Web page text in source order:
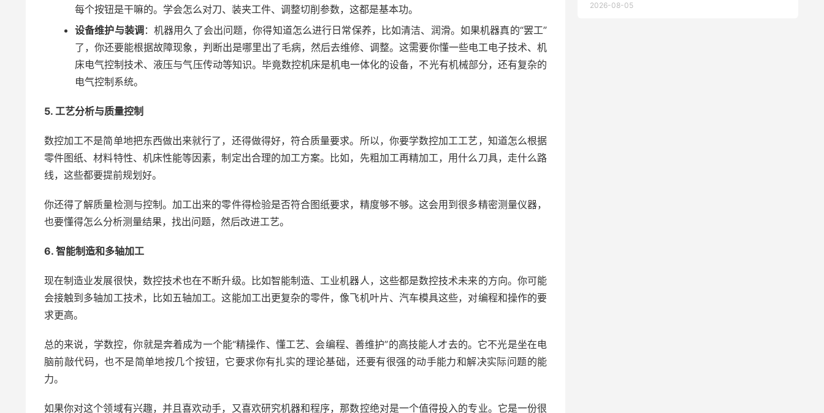
每个按钮是干嘛的。学会怎么对刀、装夹工件、调整切削参数，这都是基本功。
设备维护与装调 ：机器用久了会出问题，你得知道怎么进行日常保养，比如清洁、润滑。如果机器真的“罢工”
了，你还要能根据故障现象，判断出是哪里出了毛病，然后去维修、调整。这需要你懂一些电工电子技术、机
床电气控制技术、液压与气压传动等知识。毕竟数控机床是机电一体化的设备，不光有机械部分，还有复杂的
电气控制系统。
5. 工艺分析与质量控制
数控加工不是简单地把东西做出来就行了，还得做得好，符合质量要求。所以，你要学数控加工工艺，知道怎么根据
零件图纸、材料特性、机床性能等因素，制定出合理的加工方案。比如，先粗加工再精加工，用什么刀具，走什么路
线，这些都要提前规划好。
你还得了解质量检测与控制。加工出来的零件得检验是否符合图纸要求，精度够不够。这会用到很多精密测量仪器，
也要懂得怎么分析测量结果，找出问题，然后改进工艺。
6. 智能制造和多轴加工
现在制造业发展很快，数控技术也在不断升级。比如智能制造、工业机器人，这些都是数控技术未来的方向。你可能
会接触到多轴加工技术，比如五轴加工。这能加工出更复杂的零件，像飞机叶片、汽车模具这些，对编程和操作的要
求更高。
总的来说，学数控，你就是奔着成为一个能“精操作、懂工艺、会编程、善维护”的高技能人才去的。它不光是坐在电
脑前敲代码，也不是简单地按几个按钮，它要求你有扎实的理论基础，还要有很强的动手能力和解决实际问题的能
力。
如果你对这个领域有兴趣，并且喜欢动手，又喜欢研究机器和程序，那数控绝对是一个值得投入的专业。它是一份很
2026-08-05